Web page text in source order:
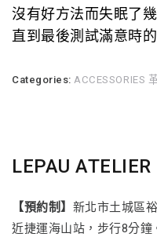
沒有好方法而失眠了幾
直到最後測試滿意時
Categories: ACCESSORIES
LEPAU ATELIER
【預約制】 新北市土城區
近捷運海山站，步行8分鐘